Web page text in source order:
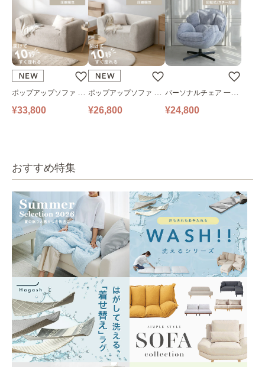
ポップアップソファ ソ
ファ フロアソファ 幅14
¥33,800
ポップアップソファ ソ
ファ フロアソファ 幅10
¥26,800
パーソナルチェア 一人
掛けソファ O’HANA ソ
¥24,800
おすすめ特集